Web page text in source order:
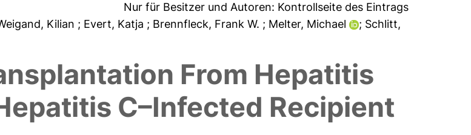
Nur für Besitzer und Autoren: Kontrollseite des Eintrags
Kilian ; Evert, Katja ; Brennfleck, Frank W. ; Melter, Michael
; Schlitt,
From Hepatitis
C–Infected Recipient